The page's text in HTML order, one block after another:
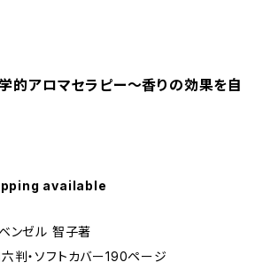
的アロマセラピー～香りの効果を自
available
ンゼル 智子著
・ソフトカバー190ページ